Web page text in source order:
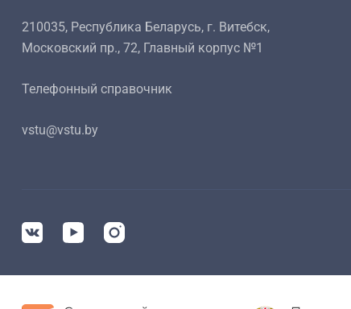
210035, Республика Беларусь, г. Витебск,
Московский пр., 72, Главный корпус №1
Телефонный справочник
vstu@vstu.by